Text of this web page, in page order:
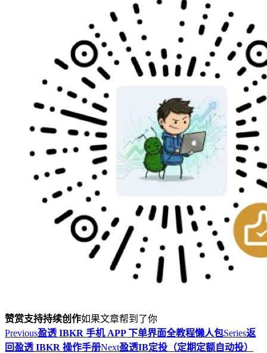
赞赏支持持续创作如果文章帮到了你
Previous盈透 IBKR 手机 APP 下单界面全教程懒人包Series返
回盈透 IBKR 操作手册Next盈透IB定投（定期定额自动投）